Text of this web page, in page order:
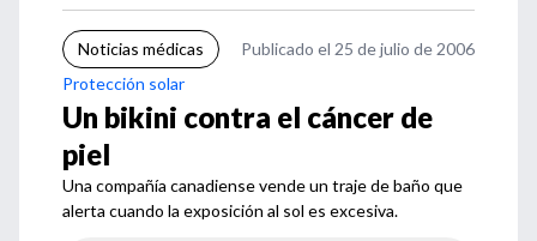
Noticias médicas
Publicado el 25 de julio de 2006
Protección solar
Un bikini contra el cáncer de
piel
Una compañía canadiense vende un traje de baño que
alerta cuando la exposición al sol es excesiva.